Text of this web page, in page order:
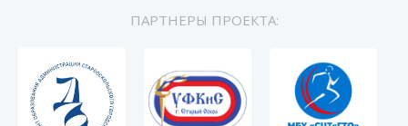
ПАРТНЕРЫ ПРОЕКТА: